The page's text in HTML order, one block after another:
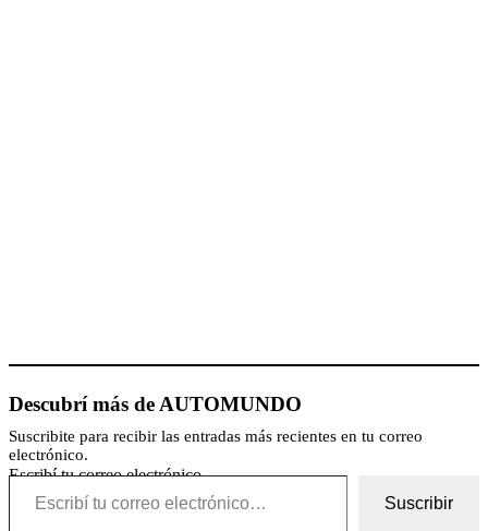
Descubrí más de AUTOMUNDO
Suscribite para recibir las entradas más recientes en tu correo
electrónico.
Escribí tu correo electrónico…
Suscribir